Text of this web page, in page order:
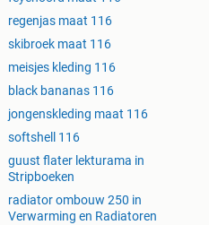
regenjas maat 116
skibroek maat 116
meisjes kleding 116
black bananas 116
jongenskleding maat 116
softshell 116
guust flater lekturama in
Stripboeken
radiator ombouw 250 in
Verwarming en Radiatoren